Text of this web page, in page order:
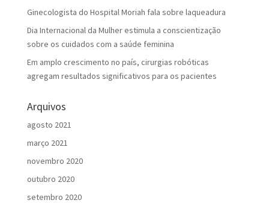
Ginecologista do Hospital Moriah fala sobre laqueadura
Dia Internacional da Mulher estimula a conscientização
sobre os cuidados com a saúde feminina
Em amplo crescimento no país, cirurgias robóticas
agregam resultados significativos para os pacientes
Arquivos
agosto 2021
março 2021
novembro 2020
outubro 2020
setembro 2020